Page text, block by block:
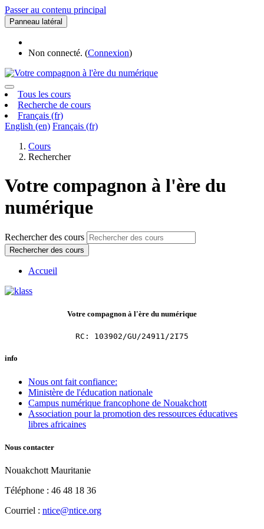
Passer au contenu principal
Panneau latéral
Non connecté. (Connexion)
Tous les cours
Recherche de cours
Français ‎(fr)‎
English ‎(en)‎ Français ‎(fr)‎
Cours
Rechercher
Votre compagnon à l'ère du
numérique
Rechercher des cours
Rechercher des cours
Accueil
Votre compagnon à l'ère du numérique
RC: 103902/GU/24911/2I75
info
Nous ont fait confiance:
Ministère de l'éducation nationale
Campus numérique francophone de Nouakchott
Association pour la promotion des ressources éducatives
libres africaines
Nous contacter
Nouakchott Mauritanie
Téléphone : 46 48 18 36
Courriel : ntice@ntice.org